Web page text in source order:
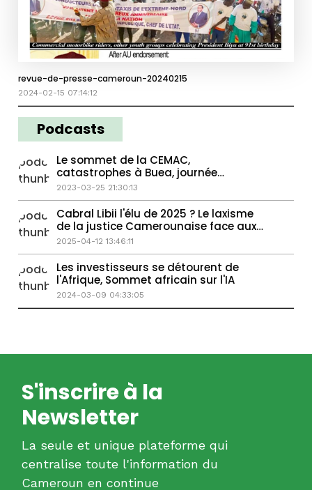
revue-de-presse-cameroun-20240215
2024-02-15 07:14:12
Podcasts
Le sommet de la CEMAC,
catastrophes à Buea, journée
mondiale de l'eau
2023-03-25 21:30:13
Cabral Libii l'élu de 2025 ? Le laxisme
de la justice Camerounaise face aux
féminicides
2025-04-12 13:46:11
Les investisseurs se détourent de
l'Afrique, Sommet africain sur l'IA
2024-03-09 04:33:05
S'inscrire à la
Newsletter
La seule et unique plateforme qui
centralise toute l'information du
Cameroun en continue